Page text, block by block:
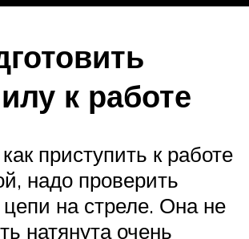
к работе
приступить к работе
надо проверить
на стреле. Она не
натянута очень